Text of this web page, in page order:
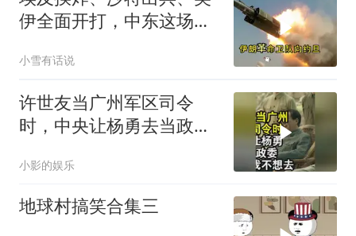
伊全面开打，中东这场仗
小雪有话说
许世友当广州军区司令
时，中央让杨勇去当政
小影的娱乐
地球村搞笑合集三